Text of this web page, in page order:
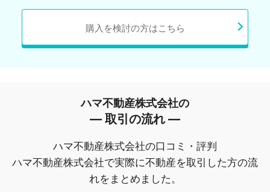
購入を検討の方はこちら
ハマ不動産株式会社の
― 取引の流れ ―
ハマ不動産株式会社の口コミ・評判
ハマ不動産株式会社で実際に不動産を取引した方の流
れをまとめました。